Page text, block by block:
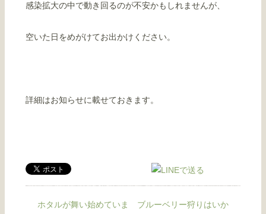
感染拡大の中で動き回るのが不安かもしれませんが、
空いた日をめがけてお出かけください。
詳細はお知らせに載せておきます。
ホタルが舞い始めていま
ブルーベリー狩りはいか